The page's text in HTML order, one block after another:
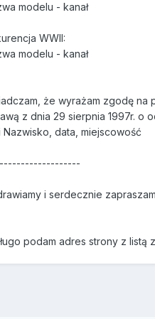
modelu - kanał
WWII:
modelu - kanał
że wyrażam zgodę
z dnia 29 sierpnia 1997r. o
Nazwisko, data, miejscowość
i serdecznie
podam adres strony z listą